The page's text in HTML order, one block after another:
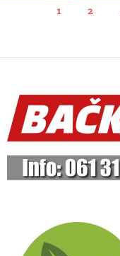
Kretanje
1 2